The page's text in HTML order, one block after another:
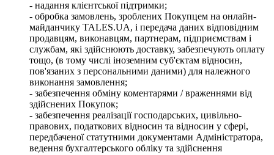
- надання клієнтської підтримки;
- обробка замовлень, зроблених Покупцем на онлайн-
майданчику TALES.UA, і передача даних відповідним
продавцям, виконавцям, партнерам, підприємствам і
службам, які здійснюють доставку, забезпечують оплату
тощо, (в тому числі іноземним суб'єктам відносин,
пов'язаних з персональними даними) для належного
виконання замовлення;
- забезпечення обміну коментарями / враженнями від
здійснених Покупок;
- забезпечення реалізації господарських, цивільно-
правових, податкових відносин та відносин у сфері,
передбаченої статутними документами Адміністратора,
ведення бухгалтерського обліку та здійснення